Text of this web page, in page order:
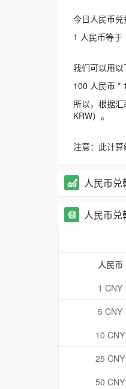
今日人民币兑
1 人民币等于
我们可以用以
100 人民币 *
所以，根据
KRW）。
注意：此计
人民币兑
人民币兑
人民币
1 CNY
5 CNY
10 CNY
25 CNY
50 CNY